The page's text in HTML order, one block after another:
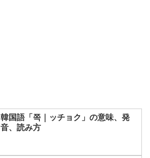
韓国語「쪽｜ッチョク」の意味、発
音、読み方